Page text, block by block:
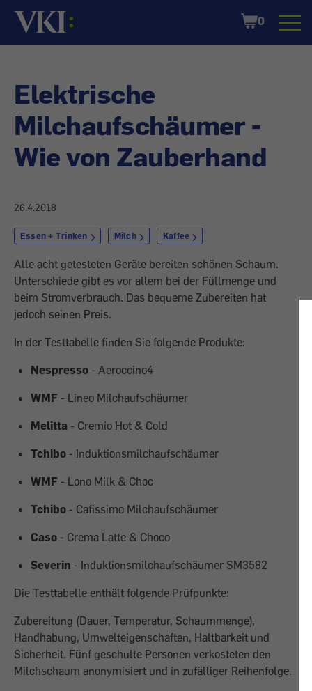
Startseite
Shopping
Cart
0
Elektrische
Milchaufschäumer -
Wie von Zauberhand
26.4.2018
Essen + Trinken Milch Kaffee
Alle acht getesteten Geräte bereiten schönen Schaum.
Unterschiede gibt es vor allem bei der Füllmenge und
beim Stromverbrauch. Das bequeme Zubereiten hat
jedoch seinen Preis.
In der Testtabelle finden Sie folgende Produkte:
Nespresso - Aeroccino4
WMF - Lineo Milchaufschäumer
Melitta - Cremio Hot & Cold
Tchibo - Induktionsmilchaufschäumer
WMF - Lono Milk & Choc
Tchibo - Cafissimo Milchaufschäumer
Caso - Crema Latte & Choco
Severin - Induktionsmilchaufschäumer SM3582
Die Testtabelle enthält folgende Prüfpunkte:
Zubereitung (Dauer, Temperatur, Schaummenge),
Handhabung, Umwelteigenschaften, Haltbarkeit und
Sicherheit. Fünf geschulte Personen verkosteten den
Milchschaum anonymisiert und in zufälliger Reihenfolge.